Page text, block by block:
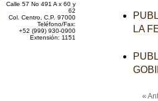
Calle 57 No 491 A x 60 y
62
Col. Centro, C.P. 97000
Teléfono/Fax:
+52 (999) 930-0900
Extensión: 1151
LA
«